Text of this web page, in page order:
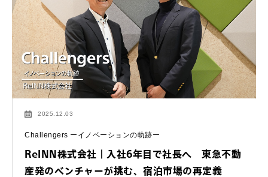
2025.12.03
Challengers ーイノベーションの軌跡ー
ReINN株式会社｜入社6年目で社長へ 東急不動
産発のベンチャーが挑む、宿泊市場の再定義